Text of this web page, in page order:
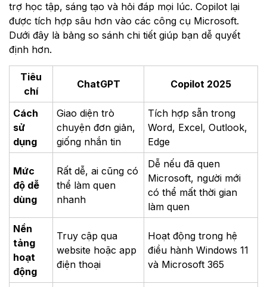
trợ học tập, sáng tạo và hỏi đáp mọi lúc. Copilot lại
được tích hợp sâu hơn vào các công cụ Microsoft.
Dưới đây là bảng so sánh chi tiết giúp bạn dễ quyết
định hơn.
Tiêu
chí
ChatGPT Copilot 2025
Cách
sử
dụng
Giao diện trò
chuyện đơn giản,
giống nhắn tin
Tích hợp sẵn trong
Word, Excel, Outlook,
Edge
Mức
độ dễ
dùng
Rất dễ, ai cũng có
thể làm quen
nhanh
Dễ nếu đã quen
Microsoft, người mới
có thể mất thời gian
làm quen
Nền
tảng
hoạt
động
Truy cập qua
website hoặc app
điện thoại
Hoạt động trong hệ
điều hành Windows 11
và Microsoft 365